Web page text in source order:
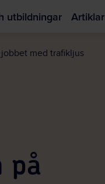
utbildningar Artiklar
med trafikljus
på